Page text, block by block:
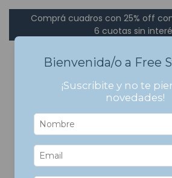
Comprá cuadros con 25% off
6 cuotas sin
Inicio > Cuadros Con Marco >
Mapamundis > Playa
Playa
Bienvenida/o a Free
¡Suscribite y no te
novedades!